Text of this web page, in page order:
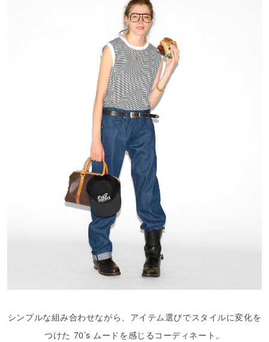
シンプルな組み合わせながら、アイテム選びでスタイルに変化を
つけた 70’s ムードを感じるコーディネート。